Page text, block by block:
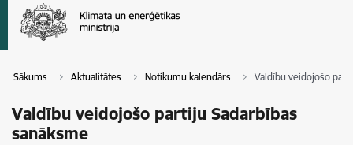
Sākums Aktualitātes Notikumu kalendārs Valdību veidojošo
Valdību veidojošo partiju Sadarbības
sanāksme